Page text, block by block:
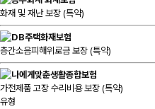
화재 및 재난 보장 (특약)
층간소음피해위로금 보장 (특약)
가전제품 고장 수리비용 보장 (특약)
유형